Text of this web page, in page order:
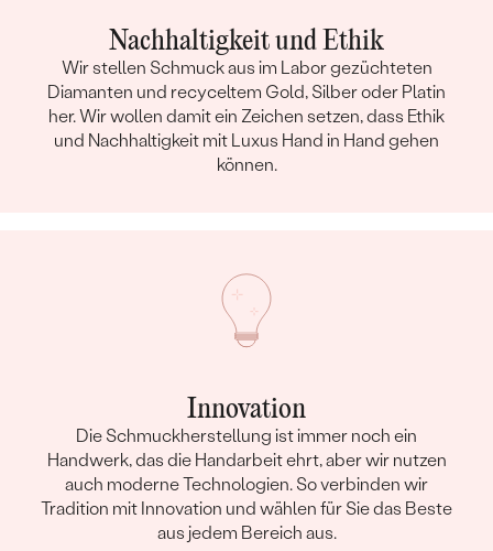
Nachhaltigkeit und Ethik
Wir stellen Schmuck aus im Labor gezüchteten
Diamanten und recyceltem Gold, Silber oder Platin
her. Wir wollen damit ein Zeichen setzen, dass Ethik
und Nachhaltigkeit mit Luxus Hand in Hand gehen
können.
Innovation
Die Schmuckherstellung ist immer noch ein
Handwerk, das die Handarbeit ehrt, aber wir nutzen
auch moderne Technologien. So verbinden wir
Tradition mit Innovation und wählen für Sie das Beste
aus jedem Bereich aus.